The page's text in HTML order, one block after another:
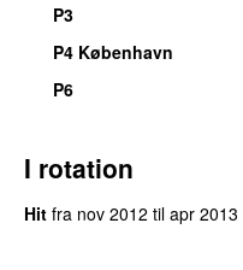
P3
P4 København
P6
I rotation
Hit fra nov 2012 til apr 2013